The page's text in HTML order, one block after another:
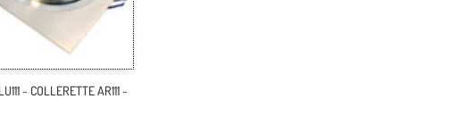
~ COLLERETTE AR111 ~